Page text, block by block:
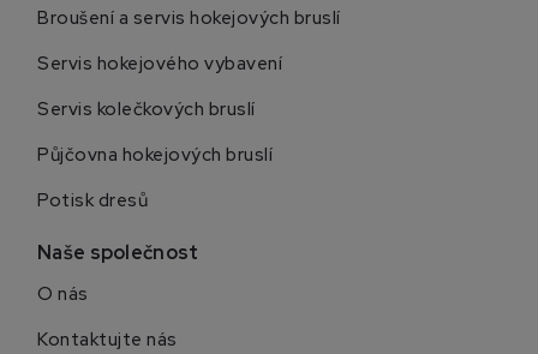
Broušení a servis hokejových bruslí
Servis hokejového vybavení
Servis kolečkových bruslí
Půjčovna hokejových bruslí
Potisk dresů
Naše společnost
O nás
Kontaktujte nás